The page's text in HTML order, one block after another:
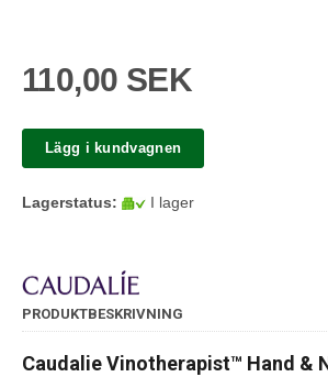
110,00 SEK
Lägg i kundvagnen
Lagerstatus: I lager
PRODUKTBESKRIVNING
Caudalie Vinotherapist™ Hand &